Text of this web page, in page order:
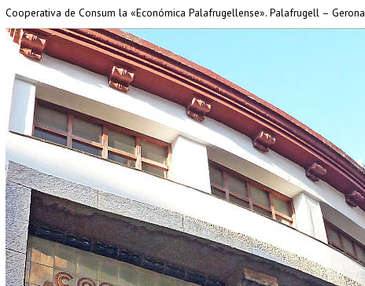
Cooperativa de Consum la «Económica Palafrugellense». Palafrugell – Gerona